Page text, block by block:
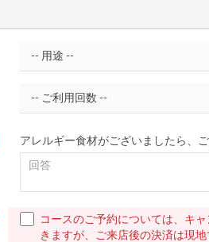
アレルギー食材がございましたら、
コースのご予約については、キ
きますが、ご来店後の決済は現